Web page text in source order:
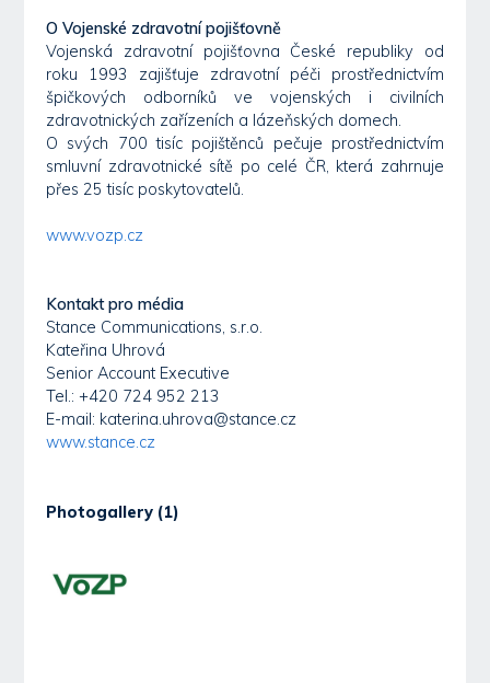
O Vojenské zdravotní pojišťovně
Vojenská zdravotní pojišťovna České republiky od
roku 1993 zajišťuje zdravotní péči prostřednictvím
špičkových odborníků ve vojenských i civilních
zdravotnických zařízeních a lázeňských domech.
O svých 700 tisíc pojištěnců pečuje prostřednictvím
smluvní zdravotnické sítě po celé ČR, která zahrnuje
přes 25 tisíc poskytovatelů.
www.vozp.cz
Kontakt pro média
Stance Communications, s.r.o.
Kateřina Uhrová
Senior Account Executive
Tel.: +420 724 952 213
E-mail: katerina.uhrova@stance.cz
www.stance.cz
Photogallery (1)